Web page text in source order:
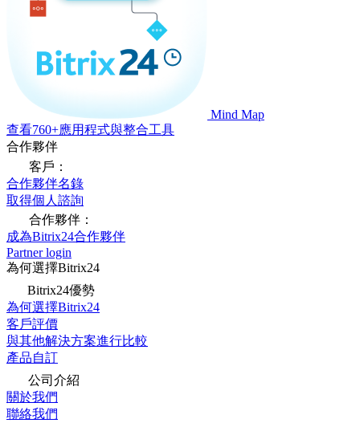
Mind Map
查看760+應用程式與整合工具
合作夥伴
客戶：
合作夥伴名錄
取得個人諮詢
合作夥伴：
成為Bitrix24合作夥伴
Partner login
為何選擇Bitrix24
Bitrix24優勢
為何選擇Bitrix24
客戶評價
與其他解決方案進行比較
產品自訂
公司介紹
關於我們
聯絡我們